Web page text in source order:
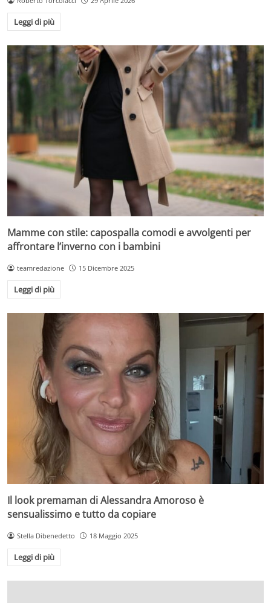
Leggi di più
Mamme con stile: capospalla comodi e avvolgenti per
affrontare l’inverno con i bambini
teamredazione 15 Dicembre 2025
Leggi di più
Il look premaman di Alessandra Amoroso è
sensualissimo e tutto da copiare
Stella Dibenedetto 18 Maggio 2025
Leggi di più